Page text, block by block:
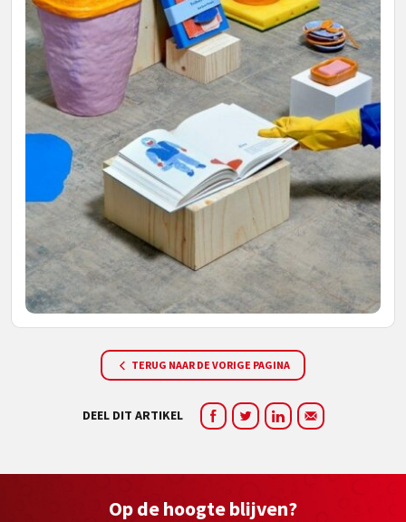
TERUG NAAR DE VORIGE PAGINA
DEEL DIT ARTIKEL
Op de hoogte blijven?